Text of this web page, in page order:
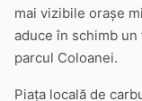
mai vizibile orașe
aduce în schimb
parcul Coloanei.
Piața locală de